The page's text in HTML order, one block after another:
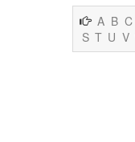
A B C
S T U V